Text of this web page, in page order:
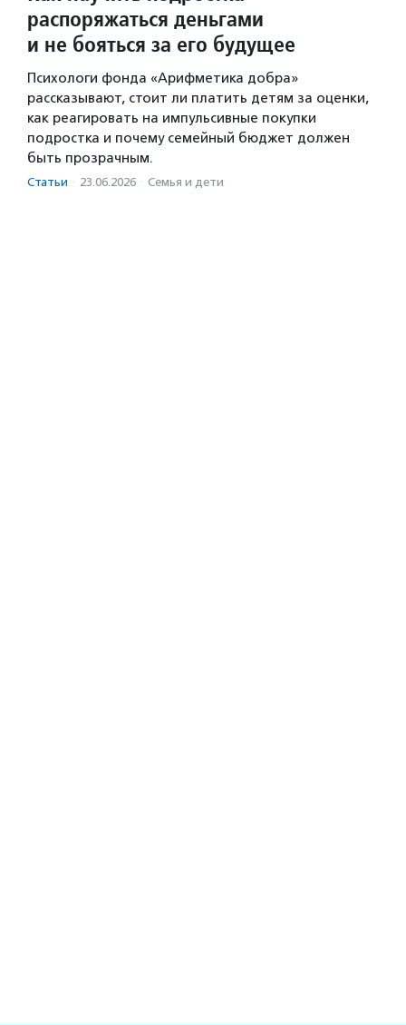
распоряжаться деньгами
и не бояться за его будущее
Психологи фонда «Арифметика добра»
рассказывают, стоит ли платить детям за оценки,
как реагировать на импульсивные покупки
подростка и почему семейный бюджет должен
быть прозрачным.
Статьи · 23.06.2026 · Семья и дети